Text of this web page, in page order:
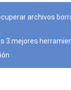
archivos
3 mejores